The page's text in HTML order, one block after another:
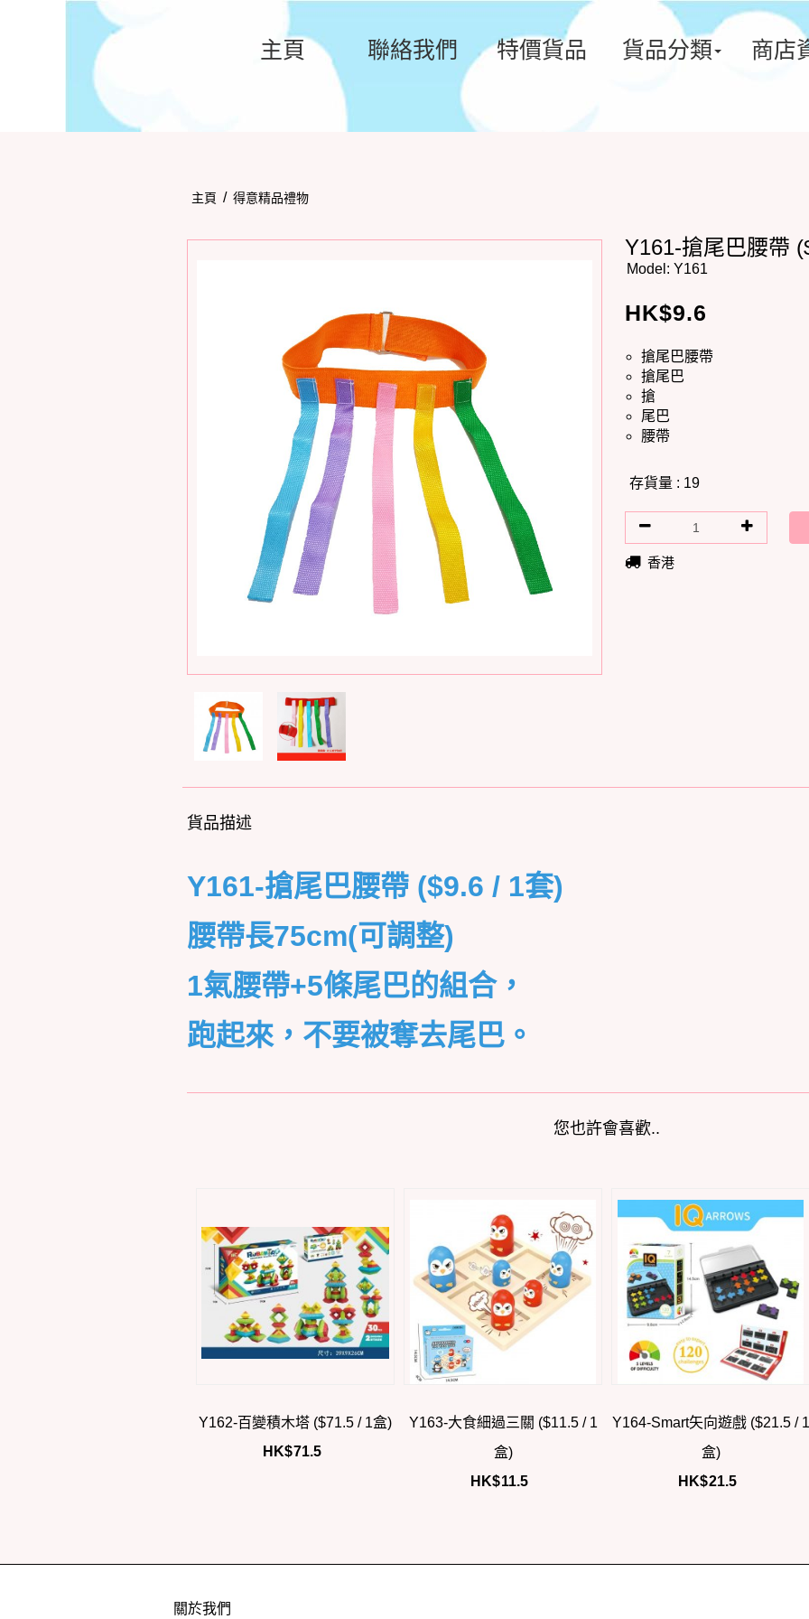
主頁 聯絡我們 特價貨品 貨品分類 商店
主頁 / 得意精品禮物
Y161-搶尾巴腰帶
Model: Y161
HK$9.6
搶尾巴腰帶
搶尾巴
搶
尾巴
腰帶
存貨量 : 19
香港
貨品描述
Y161-搶尾巴腰帶 ($9.6 / 1套)
腰帶長75cm(可調整)
1氣腰帶+5條尾巴的組合，
跑起來，不要被奪去尾巴。
您也許會喜歡..
Y162-百變積木塔 ($71.5 / 1盒)
HK$71.5
Y163-大食細過三關 ($11.5 / 1
盒)
HK$11.5
Y164-Smart矢向遊戲 ($21.5 / 1
盒)
HK$21.5
關於我們